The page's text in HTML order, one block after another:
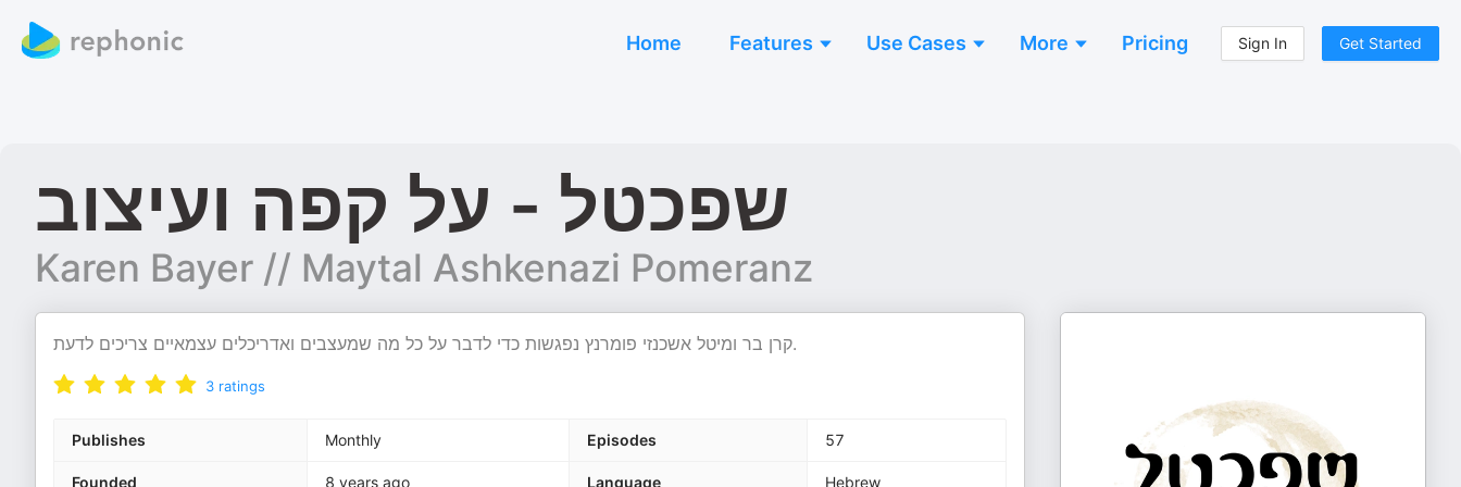
Home Features Use Cases More Pricing Sign In Get Started
שפכטל - על קפה ועיצוב
Karen Bayer // Maytal Ashkenazi Pomeranz
קרן בר ומיטל אשכנזי פומרנץ נפגשות כדי לדבר על כל מה שמעצבים ואדריכלים עצמאיים צריכים לדעת.
3 ratings
Publishes Monthly Episodes 57
Founded 8 years ago Language Hebrew